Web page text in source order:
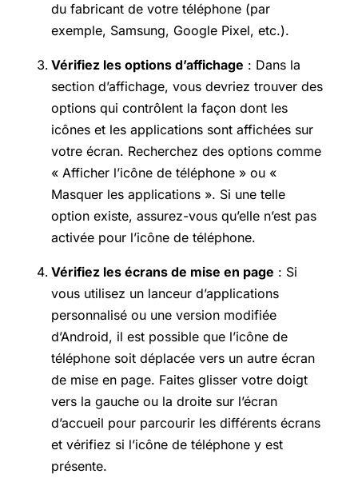
du fabricant de votre téléphone (par
exemple, Samsung, Google Pixel, etc.).
Vérifiez les options d’affichage : Dans la
section d’affichage, vous devriez trouver des
options qui contrôlent la façon dont les
icônes et les applications sont affichées sur
votre écran. Recherchez des options comme
« Afficher l’icône de téléphone » ou «
Masquer les applications ». Si une telle
option existe, assurez-vous qu’elle n’est pas
activée pour l’icône de téléphone.
Vérifiez les écrans de mise en page : Si
vous utilisez un lanceur d’applications
personnalisé ou une version modifiée
d’Android, il est possible que l’icône de
téléphone soit déplacée vers un autre écran
de mise en page. Faites glisser votre doigt
vers la gauche ou la droite sur l’écran
d’accueil pour parcourir les différents écrans
et vérifiez si l’icône de téléphone y est
présente.